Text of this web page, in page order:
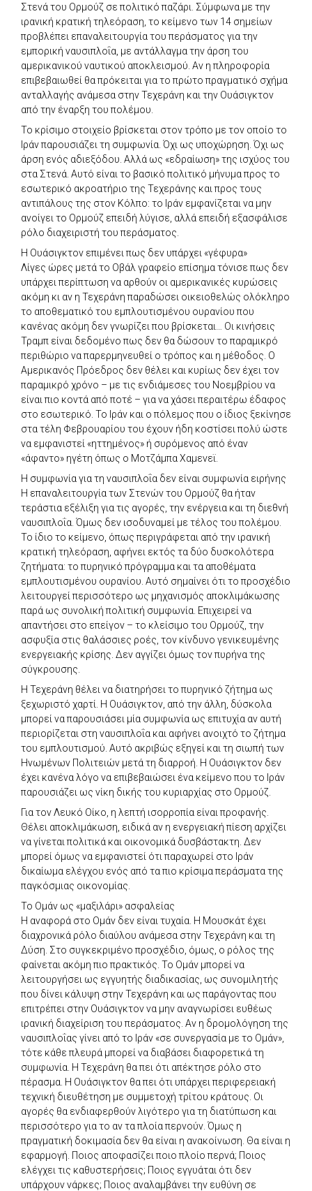
Στενά του Ορμούζ σε πολιτικό παζάρι. Σύμφωνα με την
ιρανική κρατική τηλεόραση, το κείμενο των 14 σημείων
προβλέπει επαναλειτουργία του περάσματος για την
εμπορική ναυσιπλοΐα, με αντάλλαγμα την άρση του
αμερικανικού ναυτικού αποκλεισμού. Αν η πληροφορία
επιβεβαιωθεί θα πρόκειται για το πρώτο πραγματικό σχήμα
ανταλλαγής ανάμεσα στην Τεχεράνη και την Ουάσιγκτον
από την έναρξη του πολέμου.
Το κρίσιμο στοιχείο βρίσκεται στον τρόπο με τον οποίο το
Ιράν παρουσιάζει τη συμφωνία. Όχι ως υποχώρηση. Όχι ως
άρση ενός αδιεξόδου. Αλλά ως «εδραίωση» της ισχύος του
στα Στενά. Αυτό είναι το βασικό πολιτικό μήνυμα προς το
εσωτερικό ακροατήριο της Τεχεράνης και προς τους
αντιπάλους της στον Κόλπο: το Ιράν εμφανίζεται να μην
ανοίγει το Ορμούζ επειδή λύγισε, αλλά επειδή εξασφάλισε
ρόλο διαχειριστή του περάσματος.
Η Ουάσιγκτον επιμένει πως δεν υπάρχει «γέφυρα»
Λίγες ώρες μετά το Οβάλ γραφείο επίσημα τόνισε πως δεν
υπάρχει περίπτωση να αρθούν οι αμερικανικές κυρώσεις
ακόμη κι αν η Τεχεράνη παραδώσει οικειοθελώς ολόκληρο
το αποθεματικό του εμπλουτισμένου ουρανίου που
κανένας ακόμη δεν γνωρίζει που βρίσκεται… Οι κινήσεις
Τραμπ είναι δεδομένο πως δεν θα δώσουν το παραμικρό
περιθώριο να παρερμηνευθεί ο τρόπος και η μέθοδος. Ο
Αμερικανός Πρόεδρος δεν θέλει και κυρίως δεν έχει τον
παραμικρό χρόνο – με τις ενδιάμεσες του Νοεμβρίου να
είναι πιο κοντά από ποτέ – για να χάσει περαιτέρω έδαφος
στο εσωτερικό. Το Ιράν και ο πόλεμος που ο ίδιος ξεκίνησε
στα τέλη Φεβρουαρίου του έχουν ήδη κοστίσει πολύ ώστε
να εμφανιστεί «ηττημένος» ή συρόμενος από έναν
«άφαντο» ηγέτη όπως ο Μοτζάμπα Χαμενεϊ.
Η συμφωνία για τη ναυσιπλοΐα δεν είναι συμφωνία ειρήνης
Η επαναλειτουργία των Στενών του Ορμούζ θα ήταν
τεράστια εξέλιξη για τις αγορές, την ενέργεια και τη διεθνή
ναυσιπλοΐα. Όμως δεν ισοδυναμεί με τέλος του πολέμου.
Το ίδιο το κείμενο, όπως περιγράφεται από την ιρανική
κρατική τηλεόραση, αφήνει εκτός τα δύο δυσκολότερα
ζητήματα: το πυρηνικό πρόγραμμα και τα αποθέματα
εμπλουτισμένου ουρανίου. Αυτό σημαίνει ότι το προσχέδιο
λειτουργεί περισσότερο ως μηχανισμός αποκλιμάκωσης
παρά ως συνολική πολιτική συμφωνία. Επιχειρεί να
απαντήσει στο επείγον – το κλείσιμο του Ορμούζ, την
ασφυξία στις θαλάσσιες ροές, τον κίνδυνο γενικευμένης
ενεργειακής κρίσης. Δεν αγγίζει όμως τον πυρήνα της
σύγκρουσης.
Η Τεχεράνη θέλει να διατηρήσει το πυρηνικό ζήτημα ως
ξεχωριστό χαρτί. Η Ουάσιγκτον, από την άλλη, δύσκολα
μπορεί να παρουσιάσει μία συμφωνία ως επιτυχία αν αυτή
περιορίζεται στη ναυσιπλοΐα και αφήνει ανοιχτό το ζήτημα
του εμπλουτισμού. Αυτό ακριβώς εξηγεί και τη σιωπή των
Ηνωμένων Πολιτειών μετά τη διαρροή. Η Ουάσιγκτον δεν
έχει κανένα λόγο να επιβεβαιώσει ένα κείμενο που το Ιράν
παρουσιάζει ως νίκη δικής του κυριαρχίας στο Ορμούζ.
Για τον Λευκό Οίκο, η λεπτή ισορροπία είναι προφανής.
Θέλει αποκλιμάκωση, ειδικά αν η ενεργειακή πίεση αρχίζει
να γίνεται πολιτικά και οικονομικά δυσβάστακτη. Δεν
μπορεί όμως να εμφανιστεί ότι παραχωρεί στο Ιράν
δικαίωμα ελέγχου ενός από τα πιο κρίσιμα περάσματα της
παγκόσμιας οικονομίας.
Το Ομάν ως «μαξιλάρι» ασφαλείας
Η αναφορά στο Ομάν δεν είναι τυχαία. Η Μουσκάτ έχει
διαχρονικά ρόλο διαύλου ανάμεσα στην Τεχεράνη και τη
Δύση. Στο συγκεκριμένο προσχέδιο, όμως, ο ρόλος της
φαίνεται ακόμη πιο πρακτικός. Το Ομάν μπορεί να
λειτουργήσει ως εγγυητής διαδικασίας, ως συνομιλητής
που δίνει κάλυψη στην Τεχεράνη και ως παράγοντας που
επιτρέπει στην Ουάσιγκτον να μην αναγνωρίσει ευθέως
ιρανική διαχείριση του περάσματος. Αν η δρομολόγηση της
ναυσιπλοΐας γίνει από το Ιράν «σε συνεργασία με το Ομάν»,
τότε κάθε πλευρά μπορεί να διαβάσει διαφορετικά τη
συμφωνία. Η Τεχεράνη θα πει ότι απέκτησε ρόλο στο
πέρασμα. Η Ουάσιγκτον θα πει ότι υπάρχει περιφερειακή
τεχνική διευθέτηση με συμμετοχή τρίτου κράτους. Οι
αγορές θα ενδιαφερθούν λιγότερο για τη διατύπωση και
περισσότερο για το αν τα πλοία περνούν. Όμως η
πραγματική δοκιμασία δεν θα είναι η ανακοίνωση. Θα είναι η
εφαρμογή. Ποιος αποφασίζει ποιο πλοίο περνά; Ποιος
ελέγχει τις καθυστερήσεις; Ποιος εγγυάται ότι δεν
υπάρχουν νάρκες; Ποιος αναλαμβάνει την ευθύνη σε